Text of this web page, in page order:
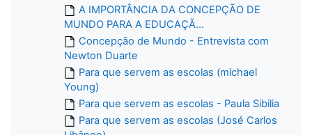
A IMPORTÂNCIA DA CONCEPÇÃO DE
MUNDO PARA A EDUCAÇÃ...
Concepção de Mundo - Entrevista com
Newton Duarte
Para que servem as escolas (michael
Young)
Para que servem as escolas - Paula Sibilia
Para que servem as escolas (José Carlos